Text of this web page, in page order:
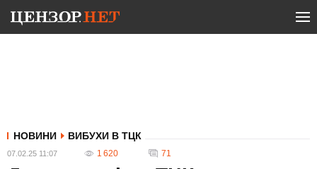
НОВИНИ ВИБУХИ В ТЦК
07.02.25 11:07 1 620 71